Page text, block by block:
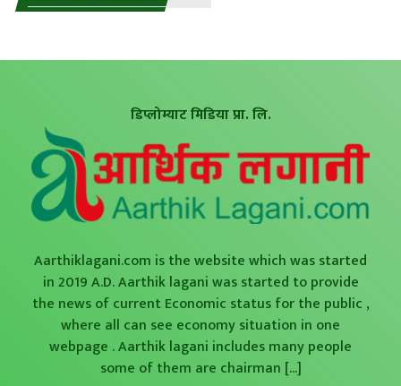
डिप्लोम्याट मिडिया प्रा. लि.
Aarthiklagani.com is the website which was started
in 2019 A.D. Aarthik lagani was started to provide
the news of current Economic status for the public ,
where all can see economy situation in one
webpage . Aarthik lagani includes many people
some of them are chairman [...]